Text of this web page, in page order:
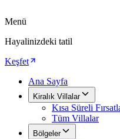
Menü
Hayalinizdeki tatil
Keşfet
Ana Sayfa
Kiralık Villalar
Kısa Süreli
Tüm Villalar
Bölgeler